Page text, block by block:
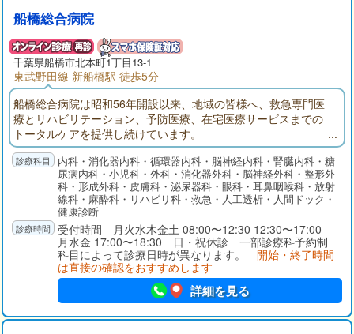
船橋総合病院
千葉県船橋市北本町1丁目13-1
東武野田線 新船橋駅 徒歩5分
船橋総合病院は昭和56年開設以来、地域の皆様へ、救急専門医
療とリハビリテーション、予防医療、在宅医療サービスまでの
トータルケアを提供し続けています。
内科・消化器内科・循環器内科・脳神経内科・腎臓内科・糖
尿病内科・小児科・外科・消化器外科・脳神経外科・整形外
科・形成外科・皮膚科・泌尿器科・眼科・耳鼻咽喉科・放射
線科・麻酔科・リハビリ科・救急・人工透析・人間ドック・
健康診断
受付時間 月火水木金土 08:00〜12:30 12:30〜17:00
月水金 17:00〜18:30 日・祝休診 一部診療科予約制
科目によって診療日時が異なります。 開始・終了時間
は直接の確認をおすすめします
詳細を見る